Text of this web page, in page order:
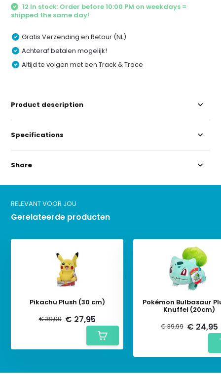
12 In stock: Order before 10:00 PM on weekdays =
shipped the same day!
Gratis Verzending en Retour (NL)
Achteraf betalen mogelijk!
Altijd te volgen met een Track & Trace
Product description
Specifications
Share
RELEVANT VOOR JOU
Gerelateerde producten
Pikachu Plush (30 cm)
€ 39,99 € 27,95
Pokémon Bulbasaur
Knuffel (20cm)
€ 39,99 € 24,95